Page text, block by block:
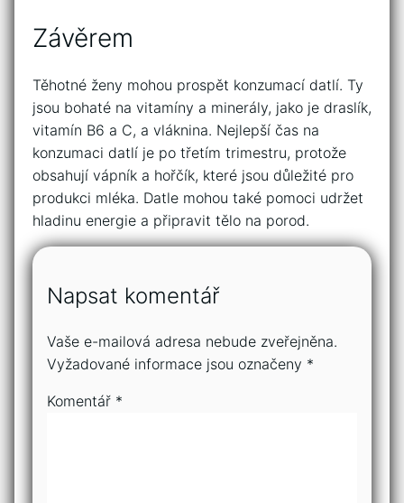
Závěrem
Těhotné ženy mohou prospět konzumací datlí. Ty
jsou bohaté na vitamíny a minerály, jako je draslík,
vitamín B6 a C, a vláknina. Nejlepší čas na
konzumaci datlí je po třetím trimestru, protože
obsahují vápník a hořčík, které jsou důležité pro
produkci mléka. Datle mohou také pomoci udržet
hladinu energie a připravit tělo na porod.
Napsat komentář
Vaše e-mailová adresa nebude zveřejněna.
Vyžadované informace jsou označeny *
Komentář *